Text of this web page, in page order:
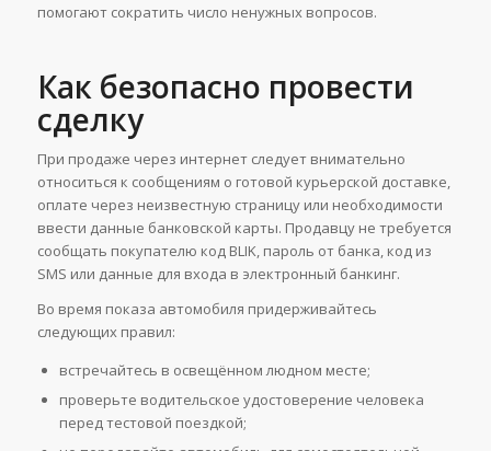
помогают сократить число ненужных вопросов.
Как безопасно провести
сделку
При продаже через интернет следует внимательно
относиться к сообщениям о готовой курьерской доставке,
оплате через неизвестную страницу или необходимости
ввести данные банковской карты. Продавцу не требуется
сообщать покупателю код BLIK, пароль от банка, код из
SMS или данные для входа в электронный банкинг.
Во время показа автомобиля придерживайтесь
следующих правил:
встречайтесь в освещённом людном месте;
проверьте водительское удостоверение человека
перед тестовой поездкой;